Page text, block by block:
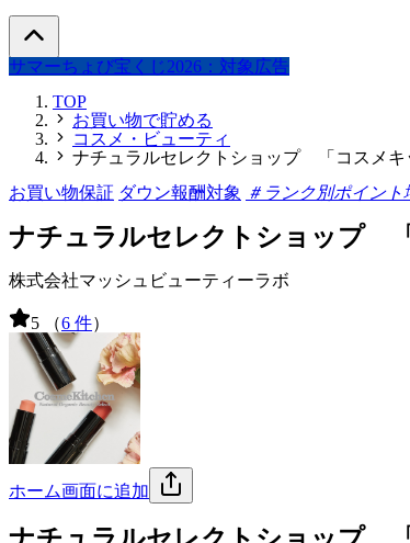
サマーちょび宝くじ2026：対象広告
TOP
お買い物で貯める
コスメ・ビューティ
ナチュラルセレクトショップ 「コスメキ
お買い物保証 ダウン報酬対象 ＃ランク別ポイント
ナチュラルセレクトショップ
株式会社マッシュビューティーラボ
5 （6 件）
ホーム画面に追加